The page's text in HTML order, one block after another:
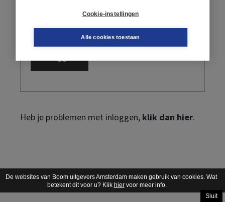
De websites van Boom uitgevers Amsterdam maken gebruik van cookies. Wat
betekent dit voor u? Klik hiervoor meer info.
Sluit
Cookie-instellingen
Alle cookies toestaan
Ik ben mijn wachtwoord vergeten
Heb je problemen met inloggen, klik dan hier.